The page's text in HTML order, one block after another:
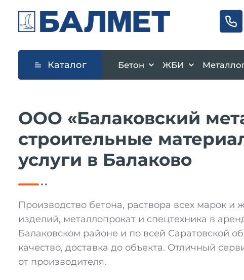
Каталог Бетон ЖБИ
ООО «Балаковский
строительные
услуги в Балаково
Производство бетона, раствора всех марок и
изделий, металлопрокат и спецтехника в
Балаковском районе и по всей Саратовской
качество, доставка до объекта. Отличный
от производителя.